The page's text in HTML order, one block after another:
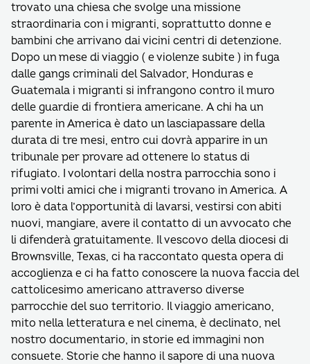
trovato una chiesa che svolge una missione
straordinaria con i migranti, soprattutto donne e
bambini che arrivano dai vicini centri di detenzione.
Dopo un mese di viaggio ( e violenze subite ) in fuga
dalle gangs criminali del Salvador, Honduras e
Guatemala i migranti si infrangono contro il muro
delle guardie di frontiera americane. A chi ha un
parente in America è dato un lasciapassare della
durata di tre mesi, entro cui dovrà apparire in un
tribunale per provare ad ottenere lo status di
rifugiato. I volontari della nostra parrocchia sono i
primi volti amici che i migranti trovano in America. A
loro è data l’opportunità di lavarsi, vestirsi con abiti
nuovi, mangiare, avere il contatto di un avvocato che
li difenderà gratuitamente. Il vescovo della diocesi di
Brownsville, Texas, ci ha raccontato questa opera di
accoglienza e ci ha fatto conoscere la nuova faccia del
cattolicesimo americano attraverso diverse
parrocchie del suo territorio. Il viaggio americano,
mito nella letteratura e nel cinema, è declinato, nel
nostro documentario, in storie ed immagini non
consuete. Storie che hanno il sapore di una nuova